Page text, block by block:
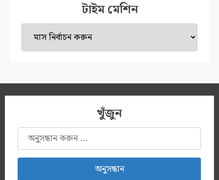
টাইম মেশিন
টাইম
মেশিন
খুঁজুন
অনুসন্ধানঃ